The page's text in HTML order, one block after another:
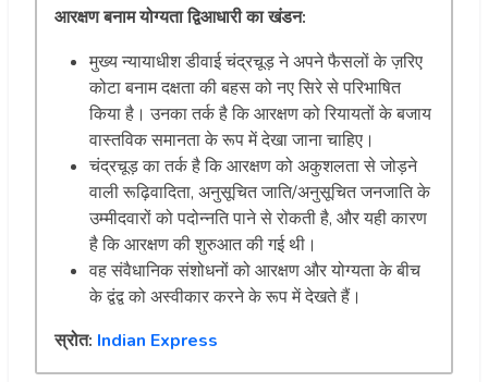
आरक्षणबनामयोग्यताद्विआधारीकाखंडन:
मुख्य न्यायाधीश डीवाई चंद्रचूड़ ने अपने फैसलों के ज़रिए
कोटा बनाम दक्षता की बहस को नए सिरे से परिभाषित
किया है। उनका तर्क है कि आरक्षण को रियायतों के बजाय
वास्तविक समानता के रूप में देखा जाना चाहिए।
चंद्रचूड़ का तर्क है कि आरक्षण को अकुशलता से जोड़ने
वाली रूढ़िवादिता, अनुसूचित जाति/अनुसूचित जनजाति के
उम्मीदवारों को पदोन्नति पाने से रोकती है, और यही कारण
है कि आरक्षण की शुरुआत की गई थी।
वह संवैधानिक संशोधनों को आरक्षण और योग्यता के बीच
के द्वंद्व को अस्वीकार करने के रूप में देखते हैं।
स्रोत: Indian Express